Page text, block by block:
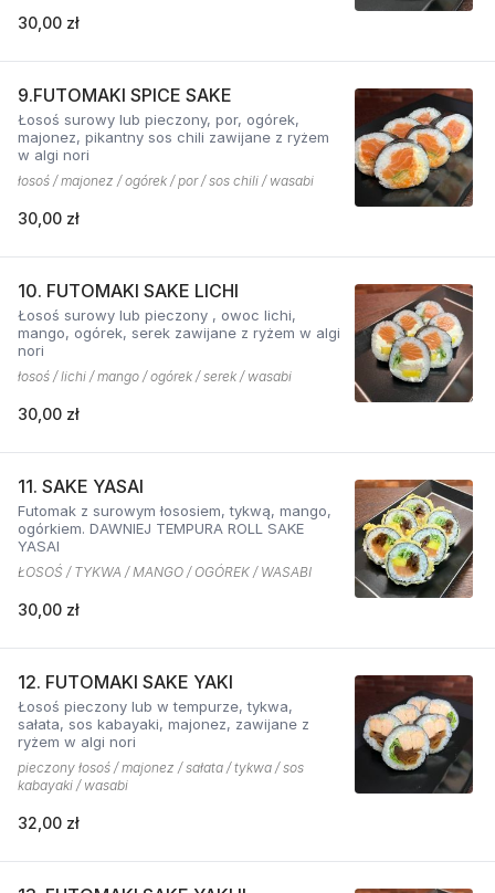
30,00 zł
9.FUTOMAKI SPICE SAKE
Łosoś surowy lub pieczony, por, ogórek,
majonez, pikantny sos chili zawijane z ryżem
w algi nori
łosoś / majonez / ogórek / por / sos chili / wasabi
30,00 zł
10. FUTOMAKI SAKE LICHI
Łosoś surowy lub pieczony , owoc lichi,
mango, ogórek, serek zawijane z ryżem w algi
nori
łosoś / lichi / mango / ogórek / serek / wasabi
30,00 zł
11. SAKE YASAI
Futomak z surowym łososiem, tykwą, mango,
ogórkiem. DAWNIEJ TEMPURA ROLL SAKE
YASAI
ŁOSOŚ / TYKWA / MANGO / OGÓREK / WASABI
30,00 zł
12. FUTOMAKI SAKE YAKI
Łosoś pieczony lub w tempurze, tykwa,
sałata, sos kabayaki, majonez, zawijane z
ryżem w algi nori
pieczony łosoś / majonez / sałata / tykwa / sos
kabayaki / wasabi
32,00 zł